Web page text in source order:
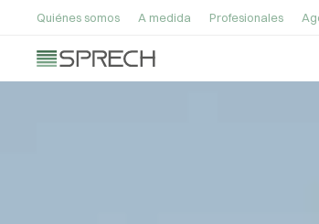
Quiénes somos A medida Profesionales